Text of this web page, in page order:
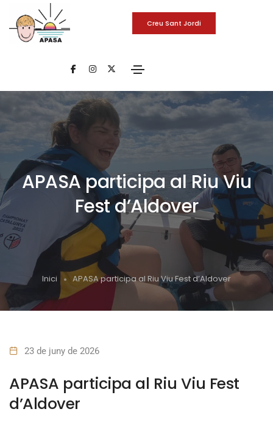
Creu Sant Jordi
APASA participa al Riu Viu
Fest d’Aldover
Inici APASA participa al Riu Viu Fest d’Aldover
23 de juny de 2026
APASA participa al Riu Viu Fest
d’Aldover